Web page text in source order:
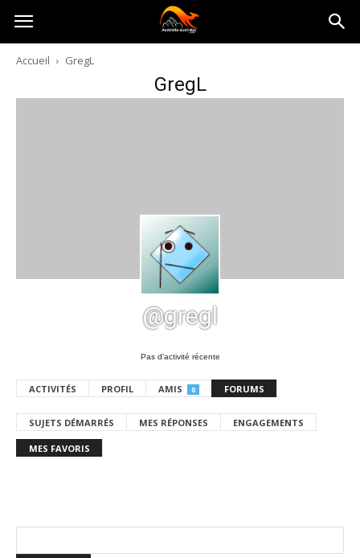
Australia-
australie.com
Accueil GregL
GregL
@gregl
Pas d’activité récente
ACTIVITÉS PROFIL AMIS 0 FORUMS
SUJETS DÉMARRÉS MES RÉPONSES ENGAGEMENTS
MES FAVORIS